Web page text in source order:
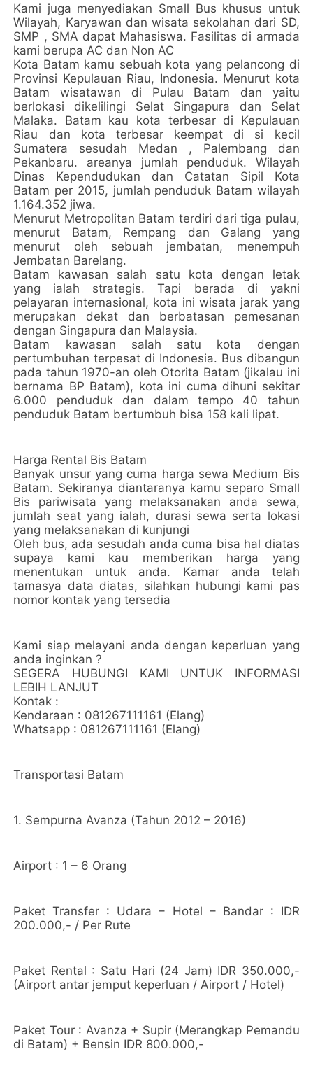
Kami juga menyediakan Small Bus khusus untuk
Wilayah, Karyawan dan wisata sekolahan dari SD,
SMP , SMA dapat Mahasiswa. Fasilitas di armada
kami berupa AC dan Non AC
Kota Batam kamu sebuah kota yang pelancong di
Provinsi Kepulauan Riau, Indonesia. Menurut kota
Batam wisatawan di Pulau Batam dan yaitu
berlokasi dikelilingi Selat Singapura dan Selat
Malaka. Batam kau kota terbesar di Kepulauan
Riau dan kota terbesar keempat di si kecil
Sumatera sesudah Medan , Palembang dan
Pekanbaru. areanya jumlah penduduk. Wilayah
Dinas Kependudukan dan Catatan Sipil Kota
Batam per 2015, jumlah penduduk Batam wilayah
1.164.352 jiwa.
Menurut Metropolitan Batam terdiri dari tiga pulau,
menurut Batam, Rempang dan Galang yang
menurut oleh sebuah jembatan, menempuh
Jembatan Barelang.
Batam kawasan salah satu kota dengan letak
yang ialah strategis. Tapi berada di yakni
pelayaran internasional, kota ini wisata jarak yang
merupakan dekat dan berbatasan pemesanan
dengan Singapura dan Malaysia.
Batam kawasan salah satu kota dengan
pertumbuhan terpesat di Indonesia. Bus dibangun
pada tahun 1970-an oleh Otorita Batam (jikalau ini
bernama BP Batam), kota ini cuma dihuni sekitar
6.000 penduduk dan dalam tempo 40 tahun
penduduk Batam bertumbuh bisa 158 kali lipat.
Harga Rental Bis Batam
Banyak unsur yang cuma harga sewa Medium Bis
Batam. Sekiranya diantaranya kamu separo Small
Bis pariwisata yang melaksanakan anda sewa,
jumlah seat yang ialah, durasi sewa serta lokasi
yang melaksanakan di kunjungi
Oleh bus, ada sesudah anda cuma bisa hal diatas
supaya kami kau memberikan harga yang
menentukan untuk anda. Kamar anda telah
tamasya data diatas, silahkan hubungi kami pas
nomor kontak yang tersedia
Kami siap melayani anda dengan keperluan yang
anda inginkan ?
SEGERA HUBUNGI KAMI UNTUK INFORMASI
LEBIH LANJUT
Kontak :
Kendaraan : 081267111161 (Elang)
Whatsapp : 081267111161 (Elang)
Transportasi Batam
1. Sempurna Avanza (Tahun 2012 – 2016)
Airport : 1 – 6 Orang
Paket Transfer : Udara – Hotel – Bandar : IDR
200.000,- / Per Rute
Paket Rental : Satu Hari (24 Jam) IDR 350.000,-
(Airport antar jemput keperluan / Airport / Hotel)
Paket Tour : Avanza + Supir (Merangkap Pemandu
di Batam) + Bensin IDR 800.000,-